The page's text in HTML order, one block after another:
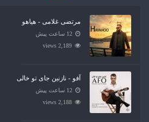
مرتضی غلامی - هیاهو
12 ساعت پیش
2,189 views
آفو - نازنین جای تو خالی
12 ساعت پیش
2,188 views